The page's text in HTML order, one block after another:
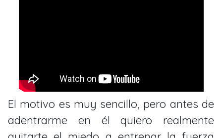
El motivo es muy sencillo, pero antes de
adentrarme en él quiero realmente